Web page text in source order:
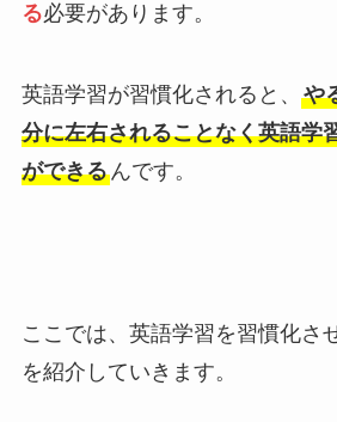
る必要があります。
英語学習が習慣化されると、 や
分に左右されることなく英語学
ができるんです。
ここでは、英語学習を習慣化さ
を紹介していきます。